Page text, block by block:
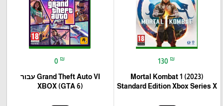
130 ₪
Mortal Kombat 1 (2023)
Standard Edition Xbox Series X
0 ₪
Grand Theft Auto VI עבור
(XBOX (GTA 6